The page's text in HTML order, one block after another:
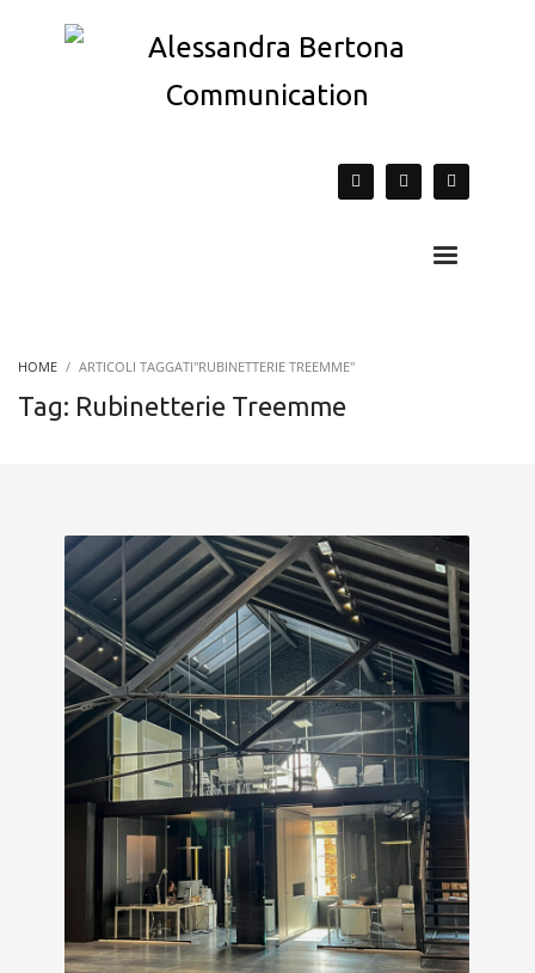
HOME ARTICOLI TAGGATI"RUBINETTERIE TREEMME"
Tag: Rubinetterie Treemme